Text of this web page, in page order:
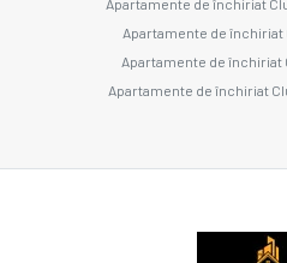
Apartamente de
Apartamente de închiriat
Apartamente de închiriat